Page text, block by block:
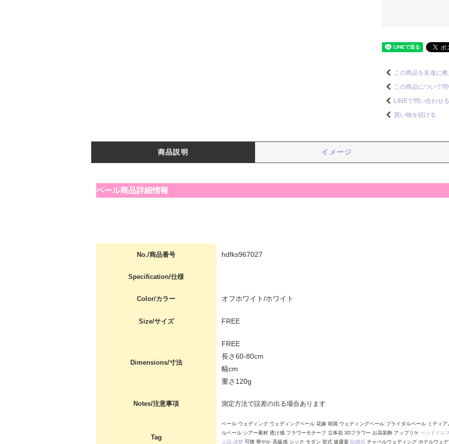
この商品を友達に
この商品について
LINEで問い合わせる
買い物を続ける
商品説明 イメージ
ベール商品詳細情報
No./商品番号 hdfks967027
Specification/仕様
Color/カラー オフホワイト/ホワイト
Size/サイズ FREE
Dimensions/寸法
FREE
長さ60-80cm
幅cm
重さ120g
Notes/注意事項 測定方法で誤差の出る場合あります
Tag
ベール ウェディング ウェディングベール 花嫁 韓国 ウェディングベール ブライダルベール ミディ
ルベール シアー素材 透け感 フラワーモチーフ 立体花 3Dフラワー お花装飾 アップリケ ヘッドドレ
上品 清楚可憐 華やか 高級感 シック モダン 挙式 披露宴 結婚式チャペルウェディング ホテルウェ